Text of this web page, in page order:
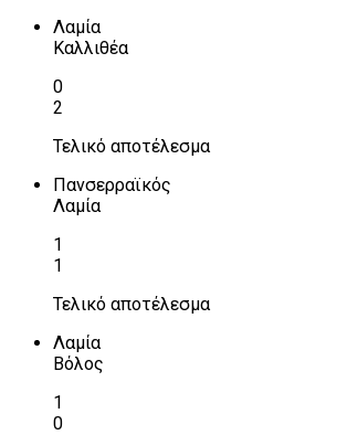
Λαμία
Καλλιθέα
0
2
Τελικό αποτέλεσμα
Πανσερραϊκός
Λαμία
1
1
Τελικό αποτέλεσμα
Λαμία
Βόλος
1
0